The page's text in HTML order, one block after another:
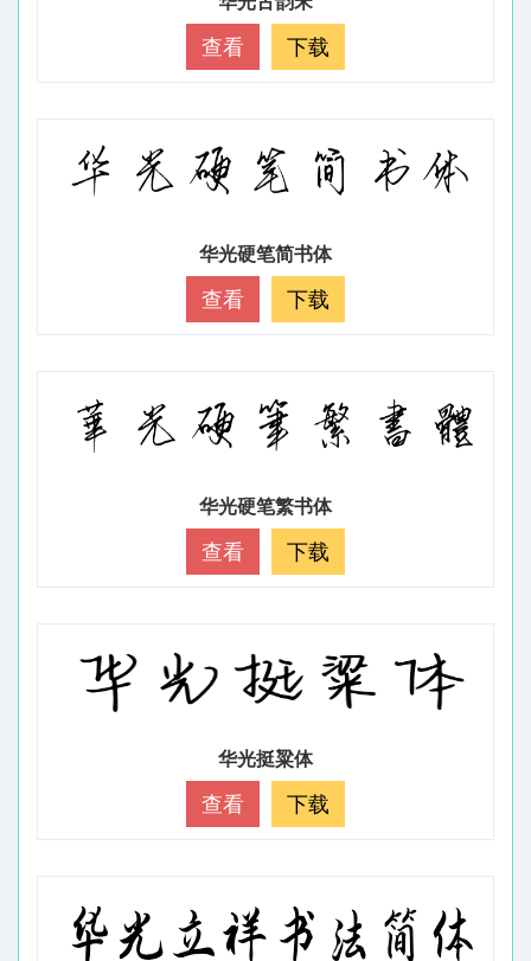
查看 下载
华光硬笔简书体
查看 下载
华光硬笔繁书体
查看 下载
华光挺粱体
查看 下载